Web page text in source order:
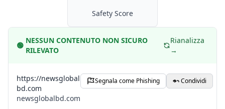
Safety Score
🟢
NESSUN CONTENUTO NON SICURO
RILEVATO
Rianalizza
→
https://newsglobal
bd.com
newsglobalbd.com
Segnala come Phishing Condividi